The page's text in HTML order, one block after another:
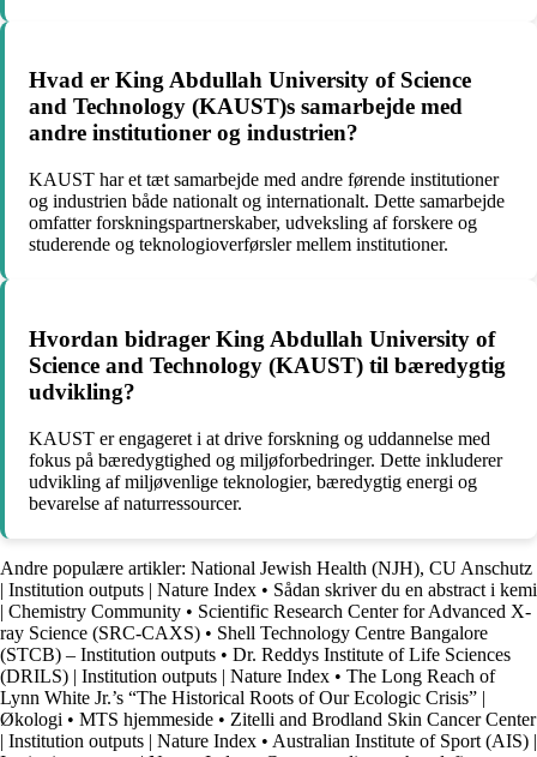
Hvad er King Abdullah University of Science
and Technology (KAUST)s samarbejde med
andre institutioner og industrien?
KAUST har et tæt samarbejde med andre førende institutioner
og industrien både nationalt og internationalt. Dette samarbejde
omfatter forskningspartnerskaber, udveksling af forskere og
studerende og teknologioverførsler mellem institutioner.
Hvordan bidrager King Abdullah University of
Science and Technology (KAUST) til bæredygtig
udvikling?
KAUST er engageret i at drive forskning og uddannelse med
fokus på bæredygtighed og miljøforbedringer. Dette inkluderer
udvikling af miljøvenlige teknologier, bæredygtig energi og
bevarelse af naturressourcer.
Andre populære artikler: National Jewish Health (NJH), CU Anschutz
| Institution outputs | Nature Index • Sådan skriver du en abstract i kemi
| Chemistry Community • Scientific Research Center for Advanced X-
ray Science (SRC-CAXS) • Shell Technology Centre Bangalore
(STCB) – Institution outputs • Dr. Reddys Institute of Life Sciences
(DRILS) | Institution outputs | Nature Index • The Long Reach of
Lynn White Jr.’s “The Historical Roots of Our Ecologic Crisis” |
Økologi • MTS hjemmeside • Zitelli and Brodland Skin Cancer Center
| Institution outputs | Nature Index • Australian Institute of Sport (AIS) |